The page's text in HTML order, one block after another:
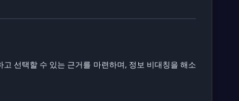
선택할 수 있는 근거를 마련하며, 정보 비대칭을 해소